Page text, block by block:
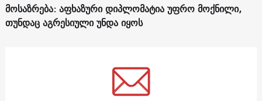
მოსაზრება: აფხაზური დიპლომატია უფრო მოქნილი,
თუნდაც აგრესიული უნდა იყოს